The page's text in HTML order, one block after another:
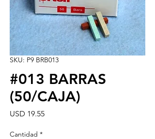
SKU: P9 BRB013
#013 BARRAS
(50/CAJA)
USD 19.55Precio
Cantidad *